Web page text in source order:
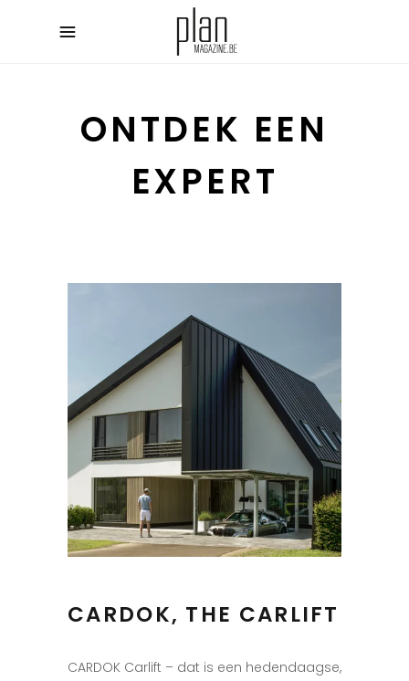
ONTDEK EEN
EXPERT
CARDOK, THE CARLIFT
CARDOK Carlift – dat is een hedendaagse,